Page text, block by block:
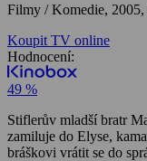
Filmy / Komedie,
Koupit TV online
Hodnocení:
49 %
Stiflerův mladší bratr
zamiluje do Elyse,
bráškovi vrátit se do